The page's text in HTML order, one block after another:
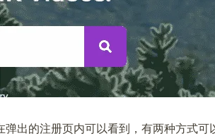
弹出的注册页内可以看到，有两种方式可